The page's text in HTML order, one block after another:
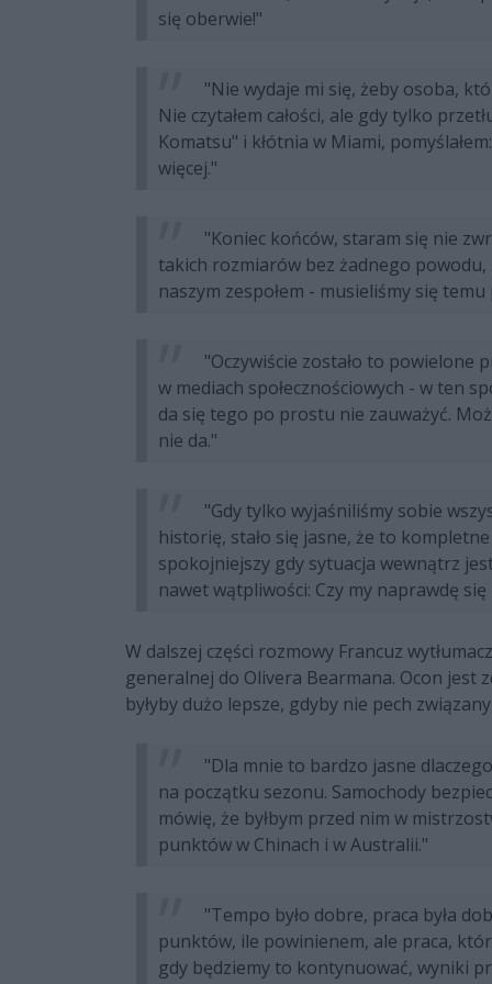
się oberwie!"
"Nie wydaje mi się, żeby osoba,
Nie czytałem całości, ale gdy tylko
Komatsu" i kłótnia w Miami,
więcej."
"Koniec końców, staram się nie
takich rozmiarów bez żadnego powodu,
naszym zespołem - musieliśmy się
"Oczywiście zostało to powielone
w mediach społecznościowych - w ten
da się tego po prostu nie zauważyć.
nie da."
"Gdy tylko wyjaśniliśmy sobie
historię, stało się jasne, że to
spokojniejszy gdy sytuacja wewnątrz
nawet wątpliwości: Czy my naprawdę się
W dalszej części rozmowy Francuz
generalnej do Olivera Bearmana. Ocon jest
byłyby dużo lepsze, gdyby nie pech
"Dla mnie to bardzo jasne
na początku sezonu. Samochody
mówię, że byłbym przed nim w
punktów w Chinach i w Australii."
"Tempo było dobre, praca była
punktów, ile powinienem, ale praca,
gdy będziemy to kontynuować, wyniki